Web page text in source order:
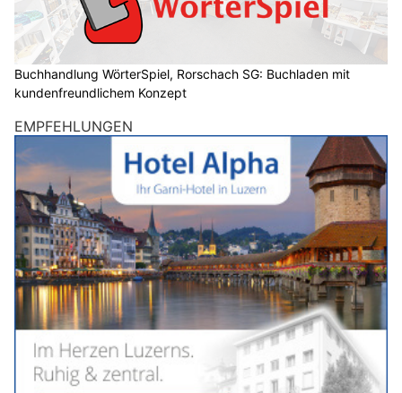
Buchhandlung WörterSpiel, Rorschach SG: Buchladen mit
kundenfreundlichem Konzept
EMPFEHLUNGEN